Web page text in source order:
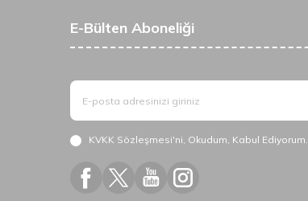
E-Bülten Aboneliği
KVKK Sözleşmesi'ni, Okudum, Kabul Ediyorum.